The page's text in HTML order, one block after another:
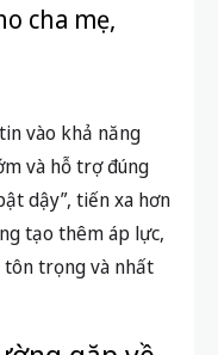
cha mẹ,
vào khả năng
và hỗ trợ đúng
dậy”, tiến xa hơn
tạo thêm áp lực,
tôn trọng và nhất